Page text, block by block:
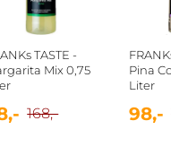
TASTE -
Mix 0,75
168,-
Pina
Liter
98,-